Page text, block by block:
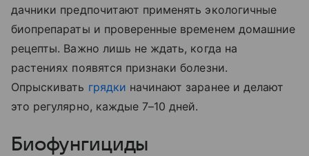
дачники предпочитают применять экологичные
биопрепараты и проверенные временем домашние
рецепты. Важно лишь не ждать, когда на
растениях появятся признаки болезни.
Опрыскивать грядки начинают заранее и делают
это регулярно, каждые 7–10 дней.
Биофунгициды